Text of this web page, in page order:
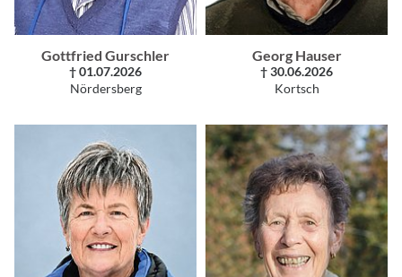
Gottfried Gurschler
† 01.07.2026
Nördersberg
Georg Hauser
† 30.06.2026
Kortsch